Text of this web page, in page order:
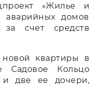
«Жилье и
аварийных домов
за счет средств
квартиры в
Кольцо
и две ее дочери,